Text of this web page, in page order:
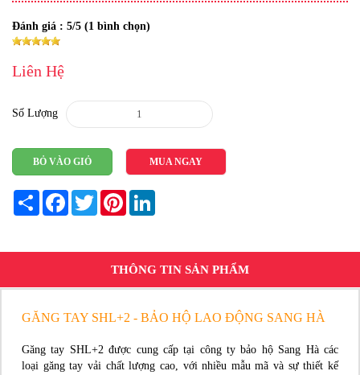
Đánh giá : 5/5 (1 bình chọn)
Liên Hệ
Số Lượng
BỎ VÀO GIỎ MUA NGAY
Share FacebookTwitterPinterest
THÔNG TIN SẢN PHẨM
GĂNG TAY SHL+2 - BẢO HỘ LAO ĐỘNG SANG HÀ
Găng tay SHL+2 được cung cấp tại công ty bảo hộ Sang Hà các
loại găng tay vải chất lượng cao, với nhiều mẫu mã và sự thiết kế